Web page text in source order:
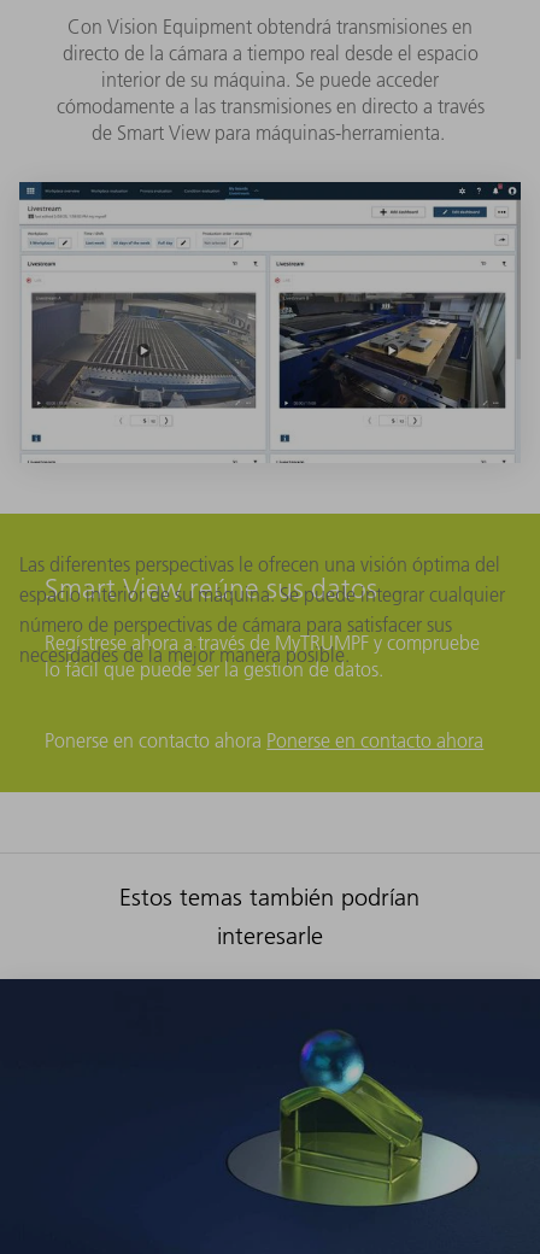
Con Vision Equipment obtendrá transmisiones en
directo de la cámara a tiempo real desde el espacio
interior de su máquina. Se puede acceder
cómodamente a las transmisiones en directo a través
de Smart View para máquinas-herramienta.
Las diferentes perspectivas le ofrecen una visión óptima del
espacio interior de su máquina. Se puede integrar cualquier
número de perspectivas de cámara para satisfacer sus
necesidades de la mejor manera posible.
Smart View reúne sus datos
Regístrese ahora a través de MyTRUMPF y compruebe
lo fácil que puede ser la gestión de datos.
Ponerse en contacto ahora Ponerse en contacto ahora
Estos temas también podrían
interesarle